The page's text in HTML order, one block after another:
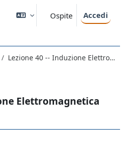
Ospite Accedi
Lezione 40 -- Induzione Elettromagnetica (13.01.2021)
Elettromagnetica